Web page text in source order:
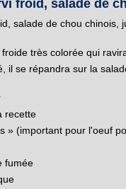
froid, salade de
salade de chou chinois,
très colorée qui
il se répandra sur la
recette
» (important pour l'oeuf
fumée